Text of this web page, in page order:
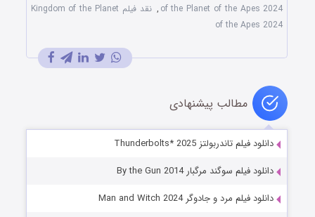
of the Planet of the Apes 2024
,
نقد فیلم Kingdom of the Planet
of the Apes 2024
مطالب پیشنهادی
دانلود فیلم تاندربولتز Thunderbolts* 2025
دانلود فیلم سوگند مرگبار By the Gun 2014
دانلود فیلم مرد و جادوگر Man and Witch 2024